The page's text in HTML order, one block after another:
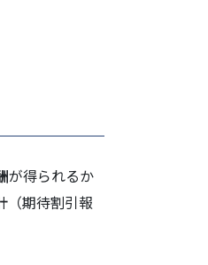
が得られるか
（期待割引報